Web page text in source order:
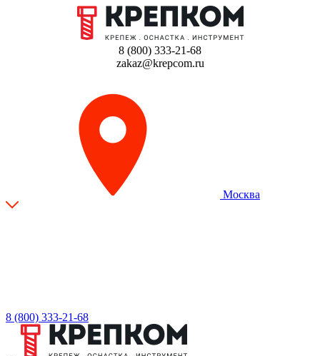
8 (800) 333-21-68
zakaz@krepcom.ru
Москва
8 (800) 333-21-68